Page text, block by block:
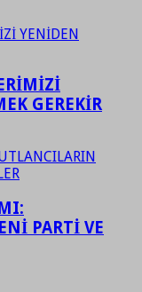
GEREKİR
PARTİ VE